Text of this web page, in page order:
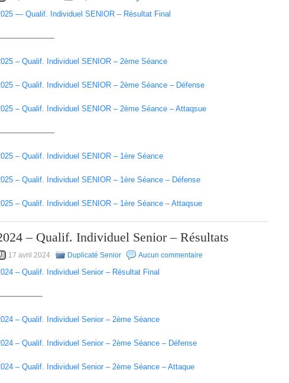
— Qualif. Individuel SENIOR – Résultat Final
– Qualif. Individuel SENIOR – 2ème Séance
– Qualif. Individuel SENIOR – 2ème Séance – Défense
– Qualif. Individuel SENIOR – 2ème Séance – Attaqsue
– Qualif. Individuel SENIOR – 1ère Séance
– Qualif. Individuel SENIOR – 1ère Séance – Défense
– Qualif. Individuel SENIOR – 1ère Séance – Attaqsue
– Qualif. Individuel Senior – Résultats
17 avril 2024 Duplicaté Senior Aucun commentaire
– Qualif. Individuel Senior – Résultat Final
– Qualif. Individuel Senior – 2ème Séance
– Qualif. Individuel Senior – 2ème Séance – Défense
– Qualif. Individuel Senior – 2ème Séance – Attaque